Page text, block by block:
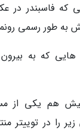
که فاسبندر در
به طور رسمی
که به بیرون
هم یکی از
را در توییتر